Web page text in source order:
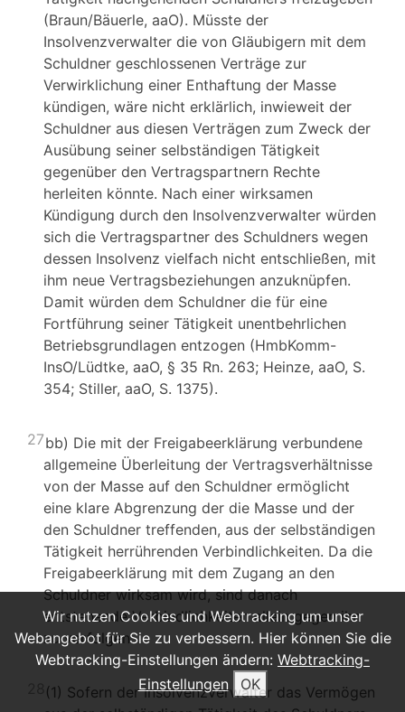
(Braun/Bäuerle, aaO). Müsste der
Insolvenzverwalter die von Gläubigern mit dem
Schuldner geschlossenen Verträge zur
Verwirklichung einer Enthaftung der Masse
kündigen, wäre nicht erklärlich, inwieweit der
Schuldner aus diesen Verträgen zum Zweck der
Ausübung seiner selbständigen Tätigkeit
gegenüber den Vertragspartnern Rechte
herleiten könnte. Nach einer wirksamen
Kündigung durch den Insolvenzverwalter würden
sich die Vertragspartner des Schuldners wegen
dessen Insolvenz vielfach nicht entschließen, mit
ihm neue Vertragsbeziehungen anzuknüpfen.
Damit würden dem Schuldner die für eine
Fortführung seiner Tätigkeit unentbehrlichen
Betriebsgrundlagen entzogen (HmbKomm-
InsO/Lüdtke, aaO, § 35 Rn. 263; Heinze, aaO, S.
354; Stiller, aaO, S. 1375).
27bb) Die mit der Freigabeerklärung verbundene
allgemeine Überleitung der Vertragsverhältnisse
von der Masse auf den Schuldner ermöglicht
eine klare Abgrenzung der die Masse und der
den Schuldner treffenden, aus der selbständigen
Tätigkeit herrührenden Verbindlichkeiten. Da die
Freigabeerklärung mit dem Zugang an den
Schuldner wirksam wird, sind danach
entstehende Verbindlichkeiten allein gegen ihn
zu verfolgen.
(1) Sofern der Insolvenzverwalter das Vermögen
Wir nutzen Cookies und Webtracking um unser
Webangebot für Sie zu verbessern. Hier können Sie die
Webtracking-Einstellungen ändern: Webtracking-
Einstellungen
OK